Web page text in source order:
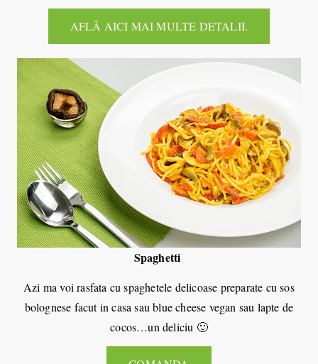
AFLĂ AICI MAI MULTE DETALII.
Spaghetti
Azi ma voi rasfata cu spaghetele delicoase preparate cu sos
bolognese facut in casa sau blue cheese vegan sau lapte de
cocos…un deliciu 🙂